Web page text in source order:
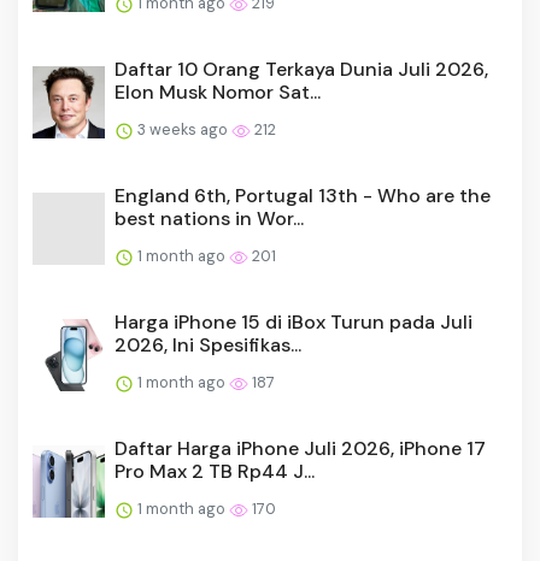
Daftar 10 Orang Terkaya Dunia Juli 2026,
Elon Musk Nomor Sat...
3 weeks ago 212
England 6th, Portugal 13th - Who are the
best nations in Wor...
1 month ago 201
Harga iPhone 15 di iBox Turun pada Juli
2026, Ini Spesifikas...
1 month ago 187
Daftar Harga iPhone Juli 2026, iPhone 17
Pro Max 2 TB Rp44 J...
1 month ago 170